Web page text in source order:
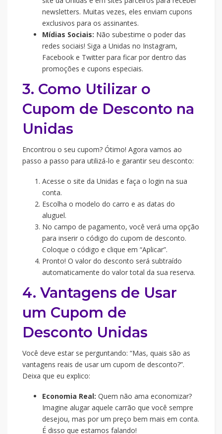
newsletters. Muitas vezes, eles enviam cupons
exclusivos para os assinantes.
Mídias Sociais: Não subestime o poder das
redes sociais! Siga a Unidas no Instagram,
Facebook e Twitter para ficar por dentro das
promoções e cupons especiais.
3. Como Utilizar o
Cupom de Desconto na
Unidas
Encontrou o seu cupom? Ótimo! Agora vamos ao
passo a passo para utilizá-lo e garantir seu desconto:
Acesse o site da Unidas e faça o login na sua
conta.
Escolha o modelo do carro e as datas do
aluguel.
No campo de pagamento, você verá uma opção
para inserir o código do cupom de desconto.
Coloque o código e clique em “Aplicar”.
Pronto! O valor do desconto será subtraído
automaticamente do valor total da sua reserva.
4. Vantagens de Usar
um Cupom de
Desconto Unidas
Você deve estar se perguntando: “Mas, quais são as
vantagens reais de usar um cupom de desconto?”.
Deixa que eu explico:
Economia Real: Quem não ama economizar?
Imagine alugar aquele carrão que você sempre
desejou, mas por um preço bem mais em conta.
É disso que estamos falando!